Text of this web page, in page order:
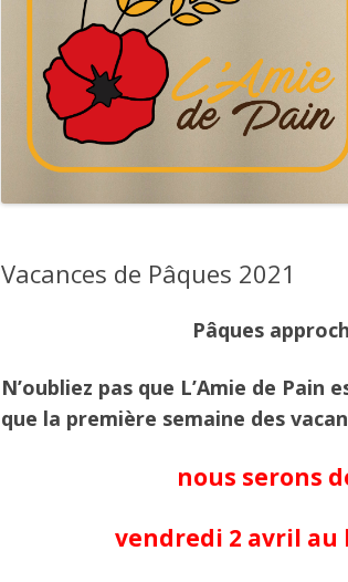
Vacances de Pâques 2021
Pâques
N’oubliez pas que L’Amie de
que la première semaine des
nous serons
vendredi 2 avril